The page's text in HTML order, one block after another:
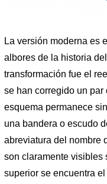
La versión moderna es
albores de la historia
transformación fue el
se han corregido un par
esquema permanece
una bandera o escudo
abreviatura del nombre
son claramente visibles
superior se encuentra